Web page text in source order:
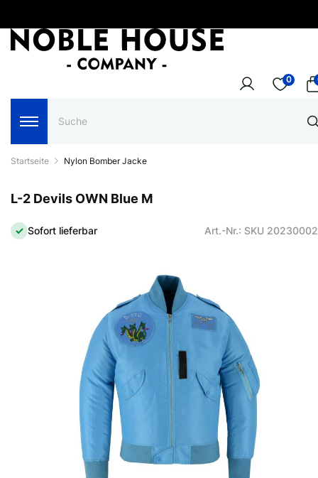
0
Startseite Nylon Bomber Jacke
L-2 Devils OWN Blue M
Sofort lieferbar Art.-Nr.: SKU